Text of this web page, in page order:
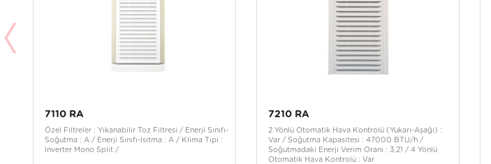
7110 RA
Özel Filtreler : Yıkanabilir Toz Filtresi / Enerji Sınıfı-
Soğutma : A / Enerji Sınıfı-Isıtma : A / Klima Tipi :
Inverter Mono Split /
7210 RA
2 Yönlü Otomatik Hava Kontrolü (Yukarı-Aşağı) :
Var / Soğutma Kapasitesi : 47000 BTU/h /
Soğutmadaki Enerji Verim Oranı : 3,21 / 4 Yönlü
Otomatik Hava Kontrolü : Var